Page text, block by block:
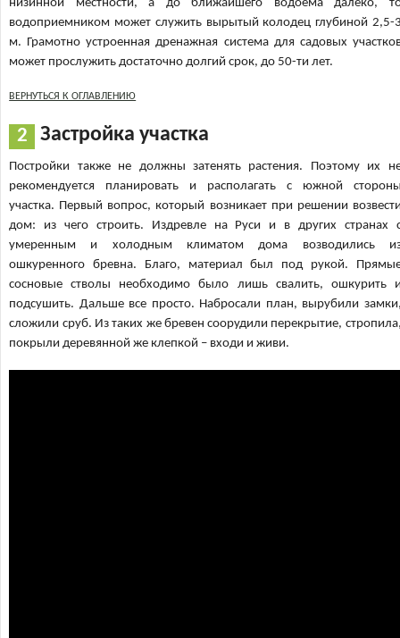
низинной местности, а до ближайшего водоема далеко,
водоприемником может служить вырытый колодец глубиной 2,5-
м. Грамотно устроенная дренажная система для садовых
может прослужить достаточно долгий срок, до 50-ти лет.
ВЕРНУТЬСЯ К ОГЛАВЛЕНИЮ
Застройка участка
Постройки также не должны затенять растения. Поэтому их
рекомендуется планировать и располагать с южной
участка. Первый вопрос, который возникает при решении
дом: из чего строить. Издревле на Руси и в других странах
умеренным и холодным климатом дома возводились
ошкуренного бревна. Благо, материал был под рукой.
сосновые стволы необходимо было лишь свалить, ошкурить
подсушить. Дальше все просто. Набросали план, вырубили
сложили сруб. Из таких же бревен соорудили перекрытие,
покрыли деревянной же клепкой – входи и живи.